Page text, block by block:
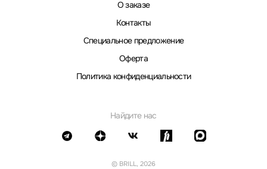
О заказе
Контакты
Специальное предложение
Оферта
Политика конфиденциальности
Найдите нас
© BRILL, 2026